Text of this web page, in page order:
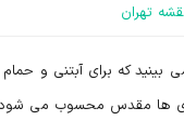
تهران
بینید که برای آبتنی و
ها مقدس محسوب می شود.